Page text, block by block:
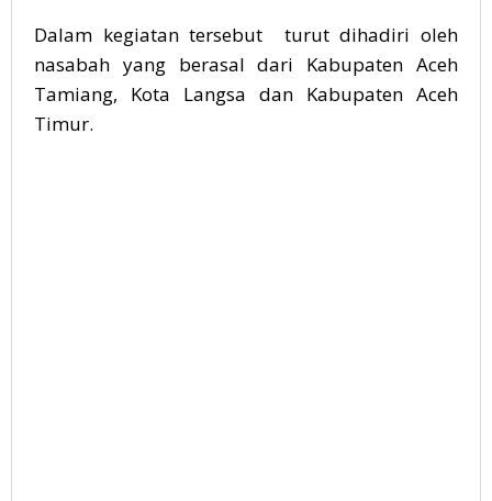
Dalam kegiatan tersebut turut dihadiri oleh
nasabah yang berasal dari Kabupaten Aceh
Tamiang, Kota Langsa dan Kabupaten Aceh
Timur.